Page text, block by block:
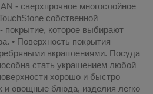
- сверхпрочное многослойное
собственной
покрытие, которое выбирают
• Поверхность покрытия
вкраплениями. Посуда
стать украшением любой
хорошо и быстро
и овощные блюда, изделия легко